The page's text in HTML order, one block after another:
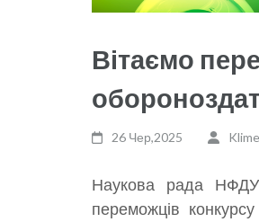
Вітаємо
26 Чер,2025
Наукова рада
переможців